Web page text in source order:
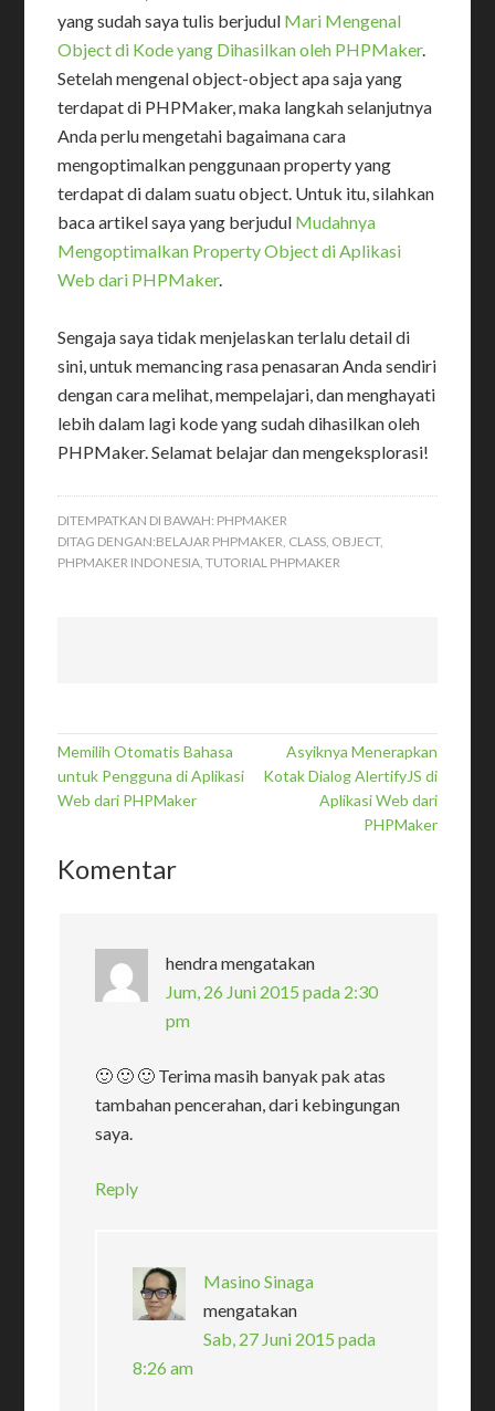
yang sudah saya tulis berjudul Mari Mengenal
Object di Kode yang Dihasilkan oleh PHPMaker.
Setelah mengenal object-object apa saja yang
terdapat di PHPMaker, maka langkah selanjutnya
Anda perlu mengetahi bagaimana cara
mengoptimalkan penggunaan property yang
terdapat di dalam suatu object. Untuk itu, silahkan
baca artikel saya yang berjudul Mudahnya
Mengoptimalkan Property Object di Aplikasi
Web dari PHPMaker.
Sengaja saya tidak menjelaskan terlalu detail di
sini, untuk memancing rasa penasaran Anda sendiri
dengan cara melihat, mempelajari, dan menghayati
lebih dalam lagi kode yang sudah dihasilkan oleh
PHPMaker. Selamat belajar dan mengeksplorasi!
DITEMPATKAN DI BAWAH: PHPMAKER
DITAG DENGAN:BELAJAR PHPMAKER, CLASS, OBJECT,
PHPMAKER INDONESIA,TUTORIAL PHPMAKER
Memilih Otomatis Bahasa
untuk Pengguna di Aplikasi
Web dari PHPMaker
Asyiknya Menerapkan
Kotak Dialog AlertifyJS di
Aplikasi Web dari
PHPMaker
Komentar
hendramengatakan
Jum, 26 Juni 2015 pada 2:30
pm
🙂 🙂 🙂 Terima masih banyak pak atas
tambahan pencerahan, dari kebingungan
saya.
Reply
Masino Sinaga
mengatakan
Sab, 27 Juni 2015 pada
8:26 am